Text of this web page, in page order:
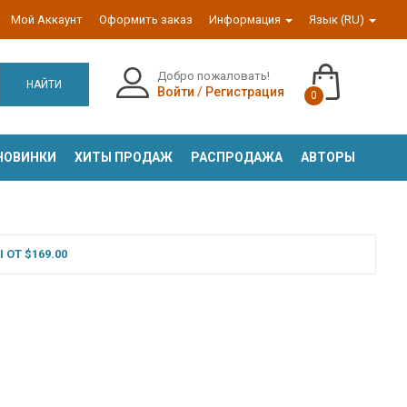
Мой Аккаунт Оформить заказ Информация Язык (RU)
НАЙТИ
Добро пожаловать!
Войти / Регистрация 0
ХИТЫ ПРОДАЖ РАСПРОДАЖА АВТОРЫ
$169.00